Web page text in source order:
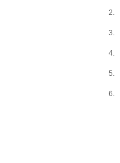
2.
3.
4.
5.
6.